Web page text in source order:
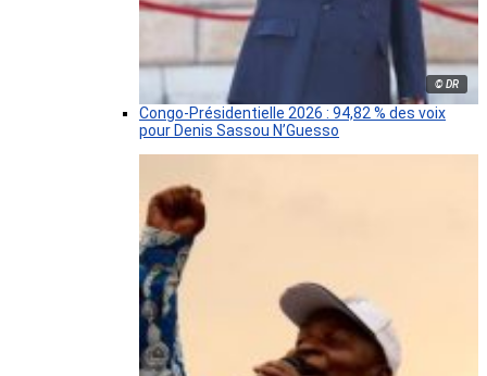
© DR
Congo-Présidentielle 2026 : 94,82 % des voix
pour Denis Sassou N’Guesso